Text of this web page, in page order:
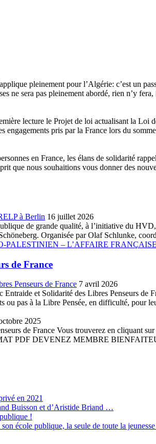
pleinement pour l’Algérie: c’est un
ne sera pas pleinement abordé, rien n’y
lecture le Projet de loi actualisant la
engagements pris par la France lors du
en France, les élans de solidarité
que nous souhaitions vous donner des
à Berlin 16 juillet 2026
de grande qualité, à l’initiative du
Organisée par Olaf Schlunke,
– L’AFFAIRE FRANÇAISE
de France
Penseurs de France 7 avril 2026
et Solidarité des Libres Penseurs
ou pas à la Libre Pensée, en difficulté, pour
2025
de France Vous trouverez en cliquant
PDF DEVENEZ MEMBRE
en 2021
Buisson et d’Aristide Briand …
!
école publique, la seule de toute la